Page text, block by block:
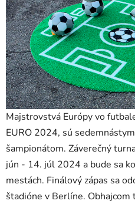
Majstrovstvá Európy vo
EURO 2024, sú
šampionátom. Záverečný
jún - 14. júl 2024 a bude sa
mestách. Finálový zápas sa
štadióne v Berlíne. Obhajcom